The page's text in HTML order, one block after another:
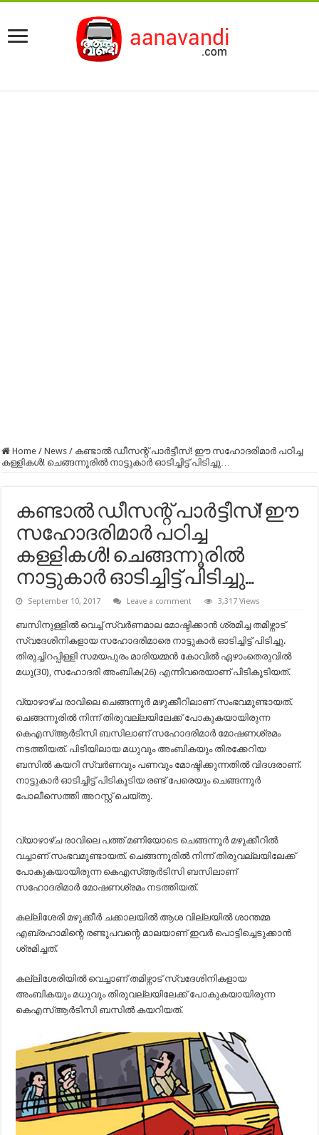
Home / News / കണ്ടാൽ ഡീസന്റ് പാർട്ടീസ്! ഈ സഹോദരിമാർ പഠിച്ച
കള്ളികൾ! ചെങ്ങന്നൂരിൽ നാട്ടുകാർ ഓടിച്ചിട്ട് പിടിച്ചു…
കണ്ടാൽ ഡീസന്റ് പാർട്ടീസ്! ഈ
സഹോദരിമാർ പഠിച്ച
കള്ളികൾ! ചെങ്ങന്നൂരിൽ
നാട്ടുകാർ ഓടിച്ചിട്ട് പിടിച്ചു…
September 10, 2017 Leave a comment 3,317 Views
ബസിനുള്ളിൽ വെച്ച് സ്വർണമാല മോഷ്ടിക്കാൻ ശ്രമിച്ച തമിഴ്നാട്
സ്വദേശിനികളായ സഹോദരിമാരെ നാട്ടുകാർ ഓടിച്ചിട്ട് പിടിച്ചു.
തിരുച്ചിറപ്പിള്ളി സമയപുരം മാരിയമ്മൻ കോവിൽ ഏഴാംതെരുവിൽ
മധു(30), സഹോദരി അംബിക(26) എന്നിവരെയാണ് പിടികൂടിയത്.
വ്യാഴാഴ്ച രാവിലെ ചെങ്ങന്നൂർ മഴുക്കീറിലാണ് സംഭവമുണ്ടായത്.
ചെങ്ങന്നൂരിൽ നിന്ന് തിരുവല്ലയിലേക്ക് പോകുകയായിരുന്ന
കെഎസ്ആർടിസി ബസിലാണ് സഹോദരിമാർ മോഷണശ്രമം
നടത്തിയത്. പിടിയിലായ മധുവും അംബികയും തിരക്കേറിയ
ബസിൽ കയറി സ്വർണവും പണവും മോഷ്ടിക്കുന്നതിൽ വിദഗ്ദരാണ്.
നാട്ടുകാർ ഓടിച്ചിട്ട് പിടികൂടിയ രണ്ട് പേരെയും ചെങ്ങന്നൂർ
പോലീസെത്തി അറസ്റ്റ് ചെയ്തു.
വ്യാഴാഴ്ച രാവിലെ പത്ത് മണിയോടെ ചെങ്ങന്നൂർ മഴുക്കീറിൽ
വച്ചാണ് സംഭവമുണ്ടായത്. ചെങ്ങന്നൂരിൽ നിന്ന് തിരുവല്ലയിലേക്ക്
പോകുകയായിരുന്ന കെഎസ്ആർടിസി ബസിലാണ്
സഹോദരിമാർ മോഷണശ്രമം നടത്തിയത്.
കല്ലിശേരി മഴുക്കീർ ചക്കാലയിൽ ആശ വില്ലയിൽ ശാന്തമ്മ
എബ്രഹാമിന്റെ രണ്ടുപവന്റെ മാലയാണ് ഇവർ പൊട്ടിച്ചെടുക്കാൻ
ശ്രമിച്ചത്.
കല്ലിശേരിയിൽ വെച്ചാണ് തമിഴ്നാട് സ്വദേശിനികളായ
അംബികയും മധുവും തിരുവല്ലയിലേക്ക് പോകുകയായിരുന്ന
കെഎസ്ആർടിസി ബസിൽ കയറിയത്.